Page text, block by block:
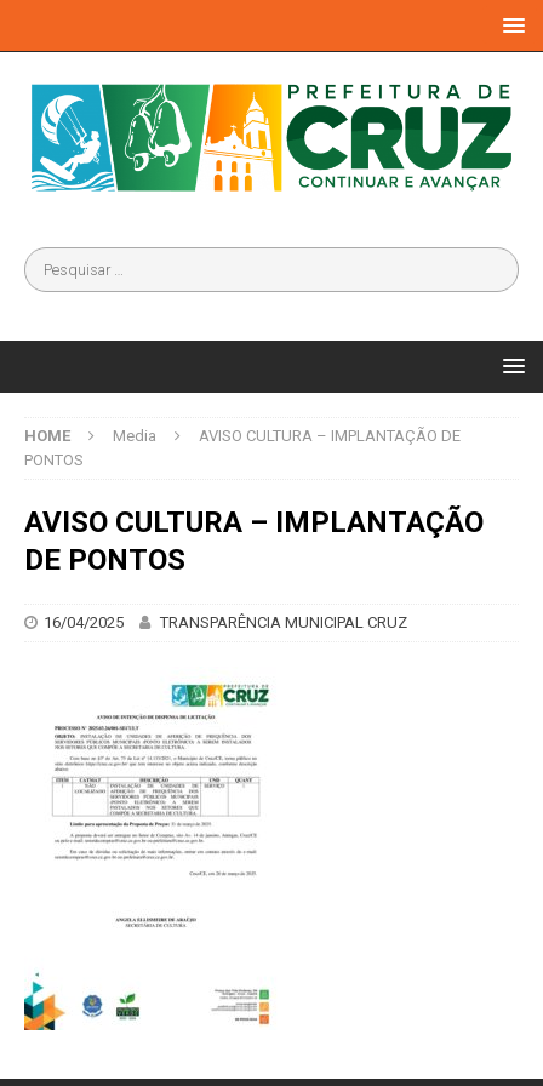
HOME Media
AVISO CULTURA – IMPLANTAÇÃO DE
PONTOS
AVISO CULTURA – IMPLANTAÇÃO
DE PONTOS
16/04/2025 TRANSPARÊNCIA MUNICIPAL CRUZ